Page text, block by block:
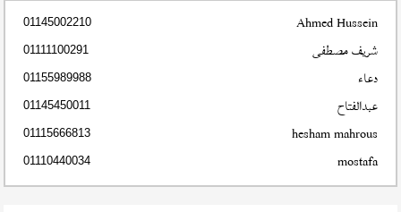
Ahmed Hussein
01145002210
شريف مصطفى 01111100291
دعاء 01155989988
عبدالفتاح 01145450011
hesham mahrous
01115666813
mostafa
01110440034